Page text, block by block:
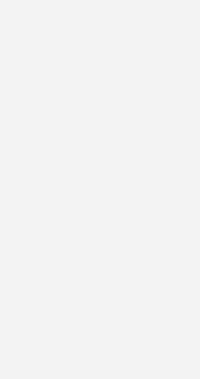
der
einen hohen
Logistik aufgestiegen.
weit vorne. So ein
der
in sämtlichen 52
Level – und das
Sprung nach oben
in der Logistik